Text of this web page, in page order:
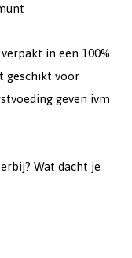
in een 100%
geschikt voor
geven ivm
Wat dacht je